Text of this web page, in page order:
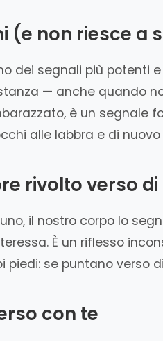
(e non riesce a
dei segnali più potenti
— anche quando
è un segnale
alle labbra e di
rivolto verso di
il nostro corpo lo
È un riflesso
piedi: se puntano verso
con te